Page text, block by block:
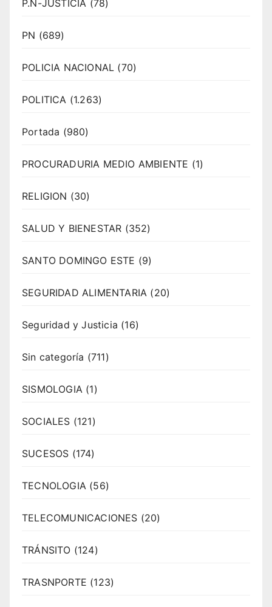
P.N-JUSTICIA (78)
PN (689)
POLICIA NACIONAL (70)
POLITICA (1.263)
Portada (980)
PROCURADURIA MEDIO AMBIENTE (1)
RELIGION (30)
SALUD Y BIENESTAR (352)
SANTO DOMINGO ESTE (9)
SEGURIDAD ALIMENTARIA (20)
Seguridad y Justicia (16)
Sin categoría (711)
SISMOLOGIA (1)
SOCIALES (121)
SUCESOS (174)
TECNOLOGIA (56)
TELECOMUNICACIONES (20)
TRÁNSITO (124)
TRASNPORTE (123)